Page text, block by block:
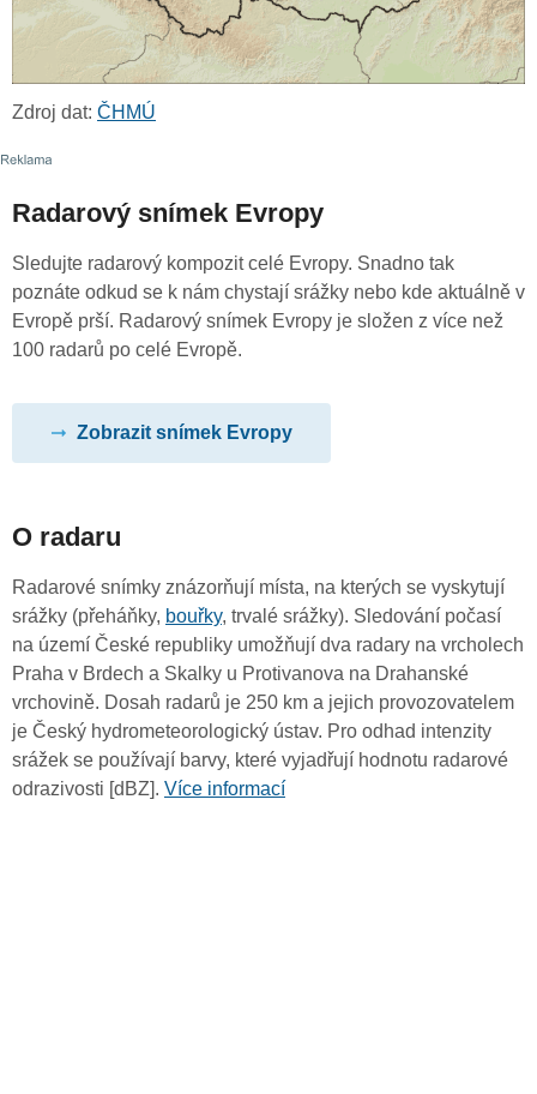
Zdroj dat: ČHMÚ
Radarový snímek Evropy
Sledujte radarový kompozit celé Evropy. Snadno tak
poznáte odkud se k nám chystají srážky nebo kde aktuálně v
Evropě prší. Radarový snímek Evropy je složen z více než
100 radarů po celé Evropě.
Zobrazit snímek Evropy
O radaru
Radarové snímky znázorňují místa, na kterých se vyskytují
srážky (přeháňky, bouřky, trvalé srážky). Sledování počasí
na území České republiky umožňují dva radary na vrcholech
Praha v Brdech a Skalky u Protivanova na Drahanské
vrchovině. Dosah radarů je 250 km a jejich provozovatelem
je Český hydrometeorologický ústav. Pro odhad intenzity
srážek se používají barvy, které vyjadřují hodnotu radarové
odrazivosti [dBZ]. Více informací